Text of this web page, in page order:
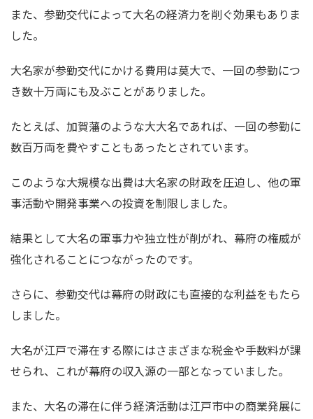
また、参勤交代によって大名の経済力を削ぐ効果もありま
した。
大名家が参勤交代にかける費用は莫大で、一回の参勤につ
き数十万両にも及ぶことがありました。
たとえば、加賀藩のような大大名であれば、一回の参勤に
数百万両を費やすこともあったとされています。
このような大規模な出費は大名家の財政を圧迫し、他の軍
事活動や開発事業への投資を制限しました。
結果として大名の軍事力や独立性が削がれ、幕府の権威が
強化されることにつながったのです。
さらに、参勤交代は幕府の財政にも直接的な利益をもたら
しました。
大名が江戸で滞在する際にはさまざまな税金や手数料が課
せられ、これが幕府の収入源の一部となっていました。
また、大名の滞在に伴う経済活動は江戸市中の商業発展に